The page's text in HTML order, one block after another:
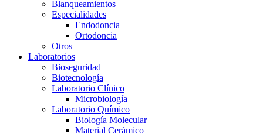
Blanqueamientos
Especialidades
Endodoncia
Ortodoncia
Otros
Laboratorios
Bioseguridad
Biotecnología
Laboratorio Clínico
Microbiología
Laboratorio Químico
Biología Molecular
Material Cerámico